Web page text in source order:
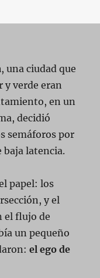
, una ciudad que
y verde eran
en un
decidió
semáforos por
latencia.
papel: los
y el
el flujo de
un pequeño
el ego de